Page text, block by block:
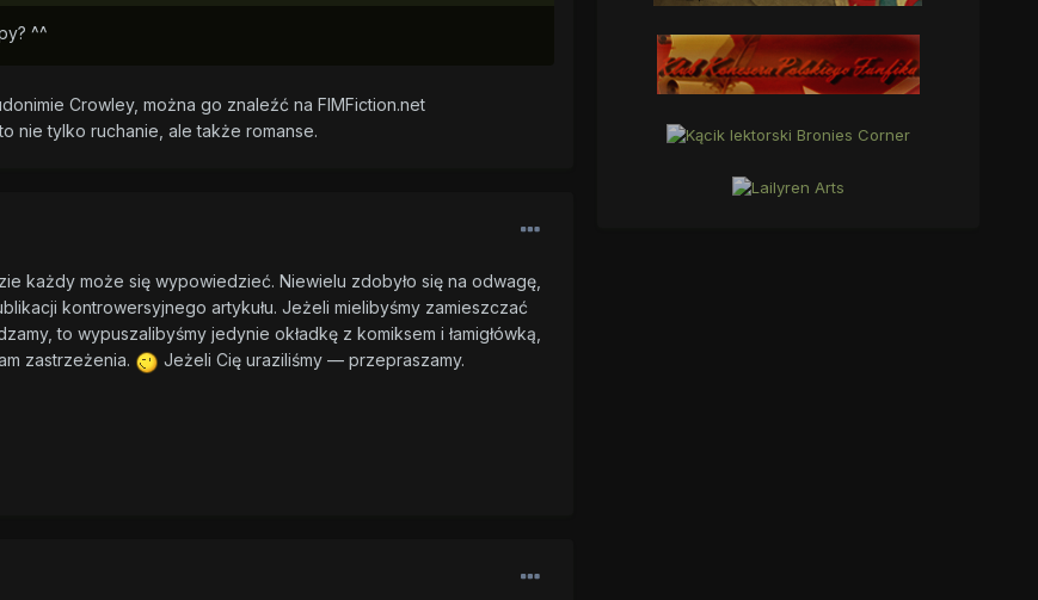
^^
Crowley, można go znaleźć na FIMFiction.net
nie tylko ruchanie, ale także romanse.
każdy może się wypowiedzieć. Niewielu zdobyło się na odwagę,
kontrowersyjnego artykułu. Jeżeli mielibyśmy zamieszczać
to wypuszalibyśmy jedynie okładkę z komiksem i łamigłówką,
zastrzeżenia.
Jeżeli Cię uraziliśmy — przepraszamy.